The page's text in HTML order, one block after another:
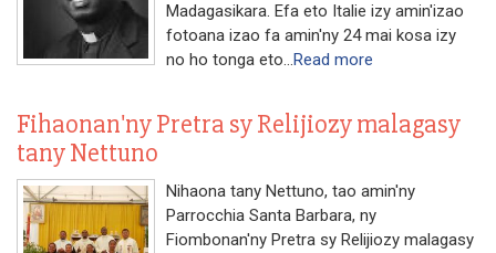
Madagasikara. Efa eto Italie izy amin'izao
fotoana izao fa amin'ny 24 mai kosa izy
no ho tonga eto...Read more
Fihaonan'ny Pretra sy Relijiozy malagasy
tany Nettuno
Nihaona tany Nettuno, tao amin'ny
Parrocchia Santa Barbara, ny
Fiombonan'ny Pretra sy Relijiozy malagasy